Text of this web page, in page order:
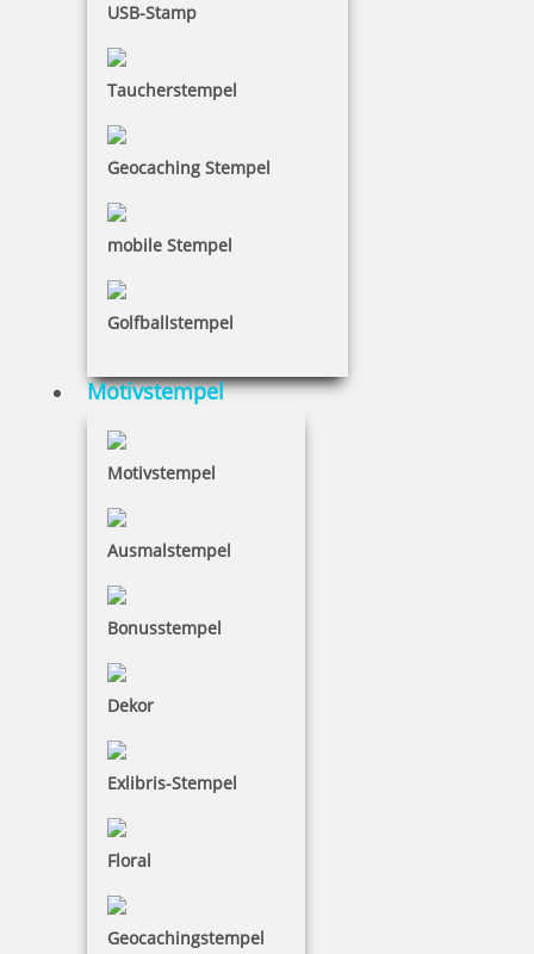
USB-Stamp
Taucherstempel
Geocaching Stempel
mobile Stempel
Golfballstempel
Motivstempel
Motivstempel
Ausmalstempel
Bonusstempel
Dekor
Exlibris-Stempel
Floral
Geocachingstempel
Colop Mini Dater S160/L3 mit Datum rot und Wortabdruck
17,15 €
17,15 €